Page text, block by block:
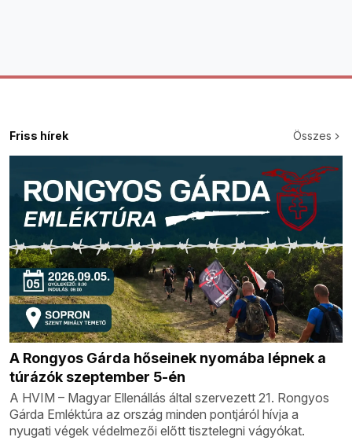
Friss hírek Összes
A Rongyos Gárda hőseinek nyomába lépnek a
túrázók szeptember 5-én
A HVIM – Magyar Ellenállás által szervezett 21. Rongyos
Gárda Emléktúra az ország minden pontjáról hívja a
nyugati végek védelmezői előtt tisztelegni vágyókat.